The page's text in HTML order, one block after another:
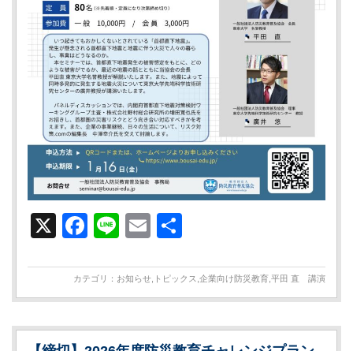
X Facebook
LineEmail
カテゴリ： お知らせ トピックス 企業向け防災教育 平田 直 講演